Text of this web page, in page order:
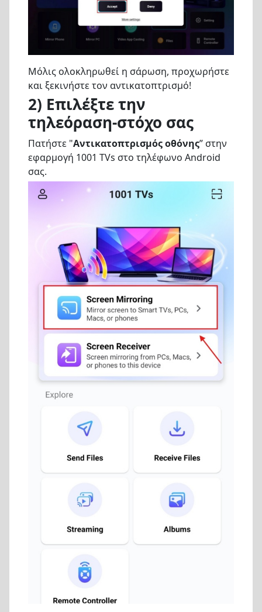
Μόλις ολοκληρωθεί η σάρωση, προχωρήστε
και ξεκινήστε τον αντικατοπτρισμό!
2) Επιλέξτε την
τηλεόραση-στόχο σας
Πατήστε "Αντικατοπτρισμός οθόνης” στην
εφαρμογή 1001 TVs στο τηλέφωνο Android
σας.